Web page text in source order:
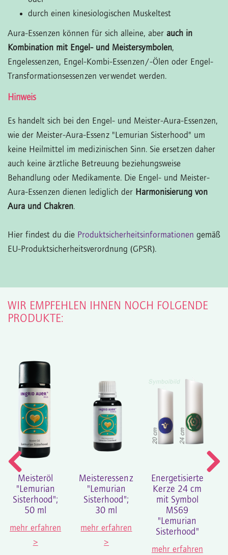
durch einen kinesiologischen Muskeltest
Aura-Essenzen können für sich alleine, aber auch in
Kombination mit Engel- und Meistersymbolen,
Engelessenzen, Engel-Kombi-Essenzen/-Ölen oder Engel-
Transformationsessenzen verwendet werden.
Hinweis
Es handelt sich bei den Engel- und Meister-Aura-Essenzen,
wie der Meister-Aura-Essenz "Lemurian Sisterhood" um
keine Heilmittel im medizinischen Sinn. Sie ersetzen daher
auch keine ärztliche Betreuung beziehungsweise
Behandlung oder Medikamente. Die Engel- und Meister-
Aura-Essenzen dienen lediglich der Harmonisierung von
Aura und Chakren.
Hier findest du die Produktsicherheitsinformationen gemäß
EU-Produktsicherheitsverordnung (GPSR).
WIR EMPFEHLEN IHNEN NOCH FOLGENDE
PRODUKTE:
Meisteröl
"Lemurian
Sisterhood";
50 ml
mehr erfahren
>
Meisteressenz
"Lemurian
Sisterhood";
30 ml
mehr erfahren
>
Energetisierte
Kerze 24 cm
mit Symbol
MS69
"Lemurian
Sisterhood"
mehr erfahren